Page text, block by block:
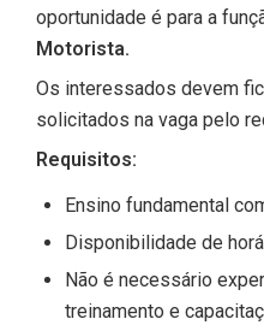
oportunidade é para a
Motorista.
Os interessados devem
solicitados na vaga pelo
Requisitos:
Ensino fundamental
Disponibilidade de
Não é necessário
treinamento e